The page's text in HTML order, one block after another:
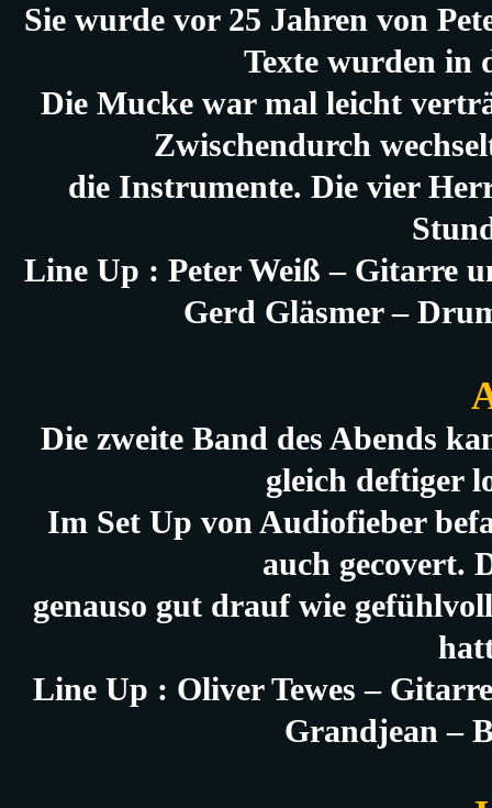
Sie wurde vor 25 Jahren von
Texte wurden in
Die Mucke war mal leicht
Zwischendurch
die Instrumente. Die vier
Line Up : Peter Weiß – Gitarre
Gerd Gläsmer –
Die zweite Band des Abends
gleich deftiger
Im Set Up von Audiofieber
auch gecovert.
genauso gut drauf wie
Line Up : Oliver Tewes –
Grandjean –